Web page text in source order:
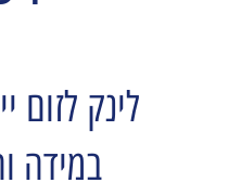
לינק לזום
במידה